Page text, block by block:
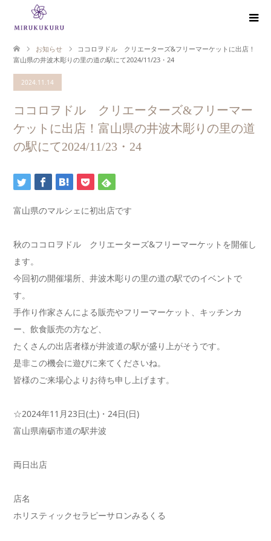
お知らせ
ココロヲドル クリエーターズ&フリーマーケットに出店！
富山県の井波木彫りの里の道の駅にて2024/11/23・24
2024.11.14
ココロヲドル クリエーターズ&フリーマー
ケットに出店！富山県の井波木彫りの里の道
の駅にて2024/11/23・24
富山県のマルシェに初出店です
秋のココロヲドル クリエーターズ&フリーマーケットを開催し
ます。
今回初の開催場所、井波木彫りの里の道の駅でのイベントで
す。
手作り作家さんによる販売やフリーマーケット、キッチンカ
ー、飲食販売の方など、
たくさんの出店者様が井波道の駅が盛り上がそうです。
是非この機会に遊びに来てくださいね。
皆様のご来場心よりお待ち申し上げます。
☆⁡2024年11月23日(土)・24日(日)⁡
富山県南砺市道の駅井波
両日出店
店名
ホリスティックセラピーサロンみるくる